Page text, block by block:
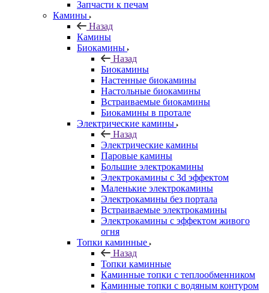
Запчасти к печам
Камины
Назад
Камины
Биокамины
Назад
Биокамины
Настенные биокамины
Настольные биокамины
Встраиваемые биокамины
Биокамины в протале
Электрические камины
Назад
Электрические камины
Паровые камины
Большие электрокамины
Электрокамины с 3d эффектом
Маленькие электрокамины
Электрокамины без портала
Встраиваемые электрокамины
Электрокамины с эффектом живого
огня
Топки каминные
Назад
Топки каминные
Каминные топки с теплообменником
Каминные топки с водяным контуром